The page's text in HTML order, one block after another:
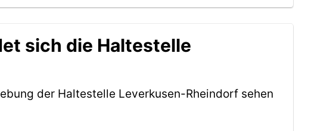
sich die Haltestelle
der Haltestelle Leverkusen-Rheindorf sehen